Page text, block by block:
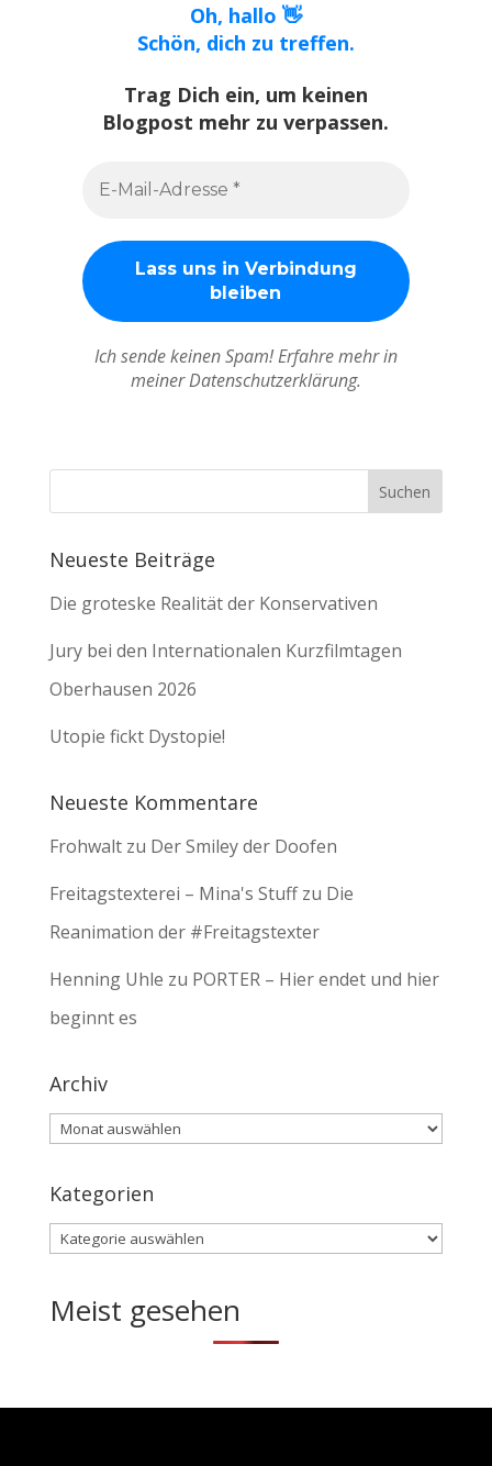
Oh, hallo 👋
Schön, dich zu treffen.
Trag Dich ein, um keinen
Blogpost mehr zu verpassen.
Ich sende keinen Spam! Erfahre mehr in
meiner Datenschutzerklärung.
Neueste Beiträge
Die groteske Realität der Konservativen
Jury bei den Internationalen Kurzfilmtagen
Oberhausen 2026
Utopie fickt Dystopie!
Neueste Kommentare
Frohwaltzu Der Smiley der Doofen
Freitagstexterei – Mina's Stuffzu Die
Reanimation der #Freitagstexter
Henning Uhle zu PORTER – Hier endet und hier
beginnt es
Archiv
Archiv
Kategorien
Kategorien
Meist gesehen